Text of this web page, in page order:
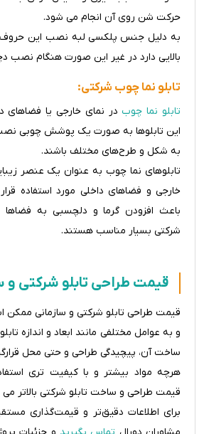
حرکت شن روی آن انجام می شود.
به دلیل جنس پلکسی لبه نصب این حروف
بالایی دارد در غیر این صورت هنگام
تابلو نما چوب شرکتی:
تابلو نما چوبدر نمای خارجی یا فضاهای
این تابلوها به صورت یک پوشش چوبی
به شکل و طرح‌های مختلف باشند.
تابلوهای نما چوب به عنوان یک عنصر
خارجی و فضاهای داخلی مورد استفاده
باعث افزودن گرما و دلچسبی به فضاها
شرکتی بسیار مناسب هستند.
قیمت طراحی تابلو شرکتی و
قیمت طراحی تابلو شرکتی و سازمانی ممکن
و به عوامل مختلفی مانند ابعاد و اندازه
ساخت آن، پیچیدگی طراحی و حتی محل
هرچه مواد بیشتر و با کیفیت تری
قیمت طراحی و ساخت تابلو شرکتی بالاتر می
برای اطلاعات دقیق‌تر و قیمت‌گذاری